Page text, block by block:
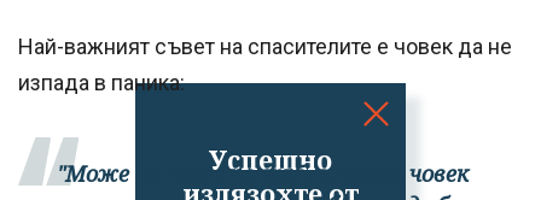
Успешно
излязохте от
Най-важният съвет на спасителите е човек да не
изпада в паника:
"Може да легне по гръб, защото човек